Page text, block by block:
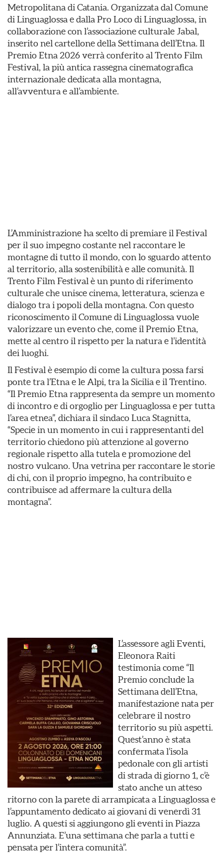
Metropolitana di Catania. Organizzata dal Comune
di Linguaglossa e dalla Pro Loco di Linguaglossa, in
collaborazione con l’associazione culturale Jabal,
inserito nel cartellone della Settimana dell’Etna. Il
Premio Etna 2026 verrà conferito al Trento Film
Festival, la più antica rassegna cinematografica
internazionale dedicata alla montagna,
all’avventura e all’ambiente.
L’Amministrazione ha scelto di premiare il Festival
per il suo impegno costante nel raccontare le
montagne di tutto il mondo, con lo sguardo attento
al territorio, alla sostenibilità e alle comunità. Il
Trento Film Festival è un punto di riferimento
culturale che unisce cinema, letteratura, scienza e
dialogo tra i popoli della montagna. Con questo
riconoscimento il Comune di Linguaglossa vuole
valorizzare un evento che, come il Premio Etna,
mette al centro il rispetto per la natura e l’identità
dei luoghi.
Il Festival è esempio di come la cultura possa farsi
ponte tra l’Etna e le Alpi, tra la Sicilia e il Trentino.
“Il Premio Etna rappresenta da sempre un momento
di incontro e di orgoglio per Linguaglossa e per tutta
l’area etnea”, dichiara il sindaco Luca Stagnitta,
“Specie in un momento in cui i rappresentanti del
territorio chiedono più attenzione al governo
regionale rispetto alla tutela e promozione del
nostro vulcano. Una vetrina per raccontare le storie
di chi, con il proprio impegno, ha contribuito e
contribuisce ad affermare la cultura della
montagna”.
L’assessore agli Eventi,
Eleonora Raiti
testimonia come “Il
Premio conclude la
Settimana dell’Etna,
manifestazione nata per
celebrare il nostro
territorio su più aspetti.
Quest’anno è stata
confermata l’isola
pedonale con gli artisti
di strada di giorno 1, c’è
stato anche un atteso
ritorno con la parete di arrampicata a Linguaglossa e
l’appuntamento dedicato ai giovani di venerdì 31
luglio. A questi si aggiungono gli eventi in Piazza
Annunziata. E’una settimana che parla a tutti e
pensata per l’intera comunità”.